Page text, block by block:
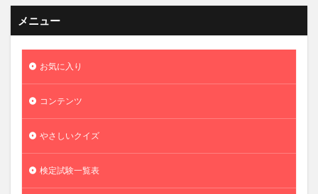
メニュー
お気に入り
コンテンツ
やさしいクイズ
検定試験一覧表